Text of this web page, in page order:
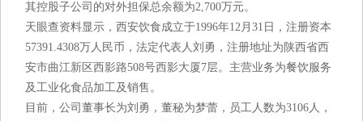
其控股子公司的对外担保总余额为2,700万元。
天眼查资料显示，西安饮食成立于1996年12月31日，注册资本
57391.4308万人民币，法定代表人刘勇，注册地址为陕西省西
安市曲江新区西影路508号西影大厦7层。主营业务为餐饮服务
及工业化食品加工及销售。
目前，公司董事长为刘勇，董秘为梦蕾，员工人数为3106人，